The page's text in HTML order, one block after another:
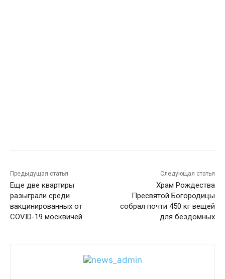
Предыдущая статья
Еще две квартиры
разыграли среди
вакцинированных от
COVID-19 москвичей
Следующая статья
Храм Рождества
Пресвятой Богородицы
собрал почти 450 кг вещей
для бездомных